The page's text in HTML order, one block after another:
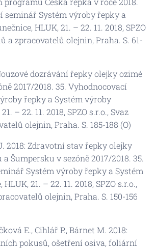
seminář Systém výroby řepky a
HLUK, 21. – 22. 11. 2018, SPZO
a zpracovatelů olejnin, Praha. S. 61-
dozrávání řepky olejky ozimé
2017/2018. 35. Vyhodnocovací
řepky a Systém výroby
– 22. 11. 2018, SPZO s.r.o., Svaz
olejnin, Praha. S. 185-188 (O)
2018: Zdravotní stav řepky olejky
Šumpersku v sezóně 2017/2018. 35.
Systém výroby řepky a Systém
21. – 22. 11. 2018, SPZO s.r.o.,
olejnin, Praha. S. 150-156
E., Cihlář P., Bárnet M. 2018:
pokusů, ošetření osiva, foliární